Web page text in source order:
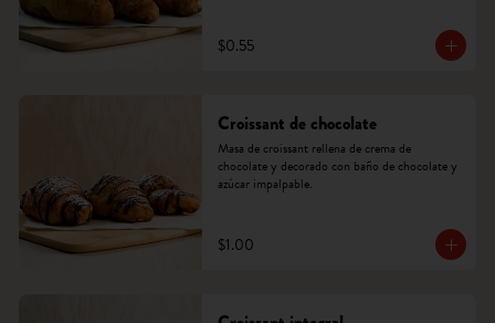
$0.55
Croissant de chocolate
Masa de croissant rellena de crema de
chocolate y decorado con baño de chocolate y
azúcar impalpable.
$1.00